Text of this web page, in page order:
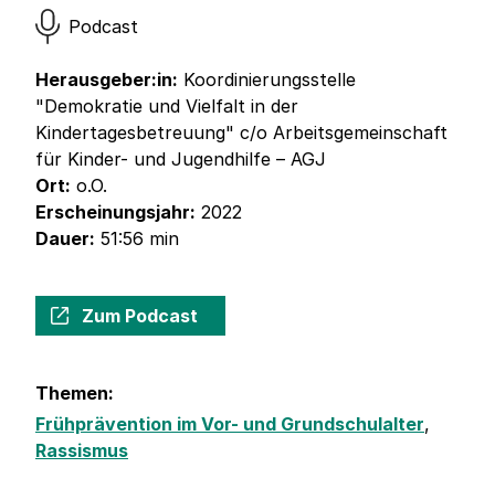
Podcast
Herausgeber:in: Koordinierungsstelle
"Demokratie und Vielfalt in der
Kindertagesbetreuung" c/o Arbeitsgemeinschaft
für Kinder- und Jugendhilfe – AGJ
Ort: o.O.
Erscheinungsjahr: 2022
Dauer: 51:56 min
Zum Podcast
Themen:
Frühprävention im Vor- und Grundschulalter,
Rassismus